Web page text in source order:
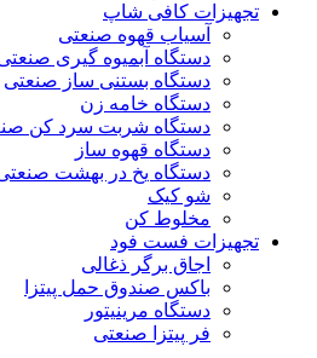
تجهیزات کافی شاپ
آسیاب قهوه صنعتی
دستگاه آبمیوه گیری
دستگاه بستنی ساز صنعتی
دستگاه خامه زن
دستگاه شربت سرد کن
دستگاه قهوه ساز
دستگاه یخ در بهشت
شو کیک
مخلوط کن
تجهیزات فست فود
اجاق برگر ذغالی
باکس صندوق حمل پیتزا
دستگاه مرینیتور
فر پیتزا صنعتی